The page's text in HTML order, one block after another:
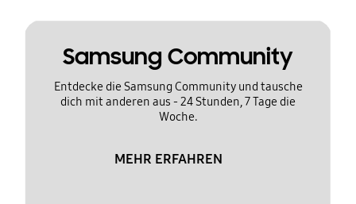
Samsung Community
Entdecke die Samsung Community und tausche
dich mit anderen aus - 24 Stunden, 7 Tage die
Woche.
MEHR ERFAHREN